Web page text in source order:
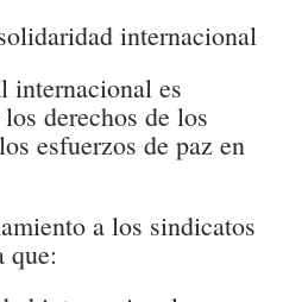
internacional
internacional es
derechos de los
esfuerzos de paz en
a los sindicatos
que: